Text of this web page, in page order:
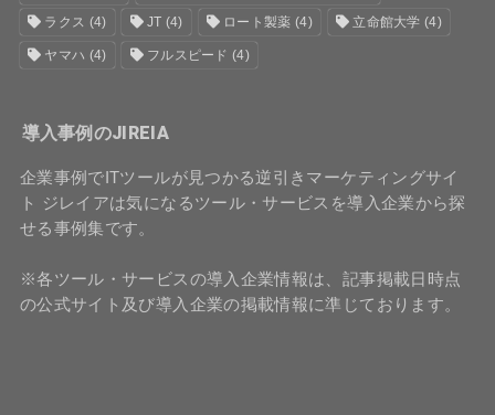
ラクス (4) JT (4) ロート製薬 (4) 立命館大学 (4)
ヤマハ (4) フルスピード (4)
導入事例のJIREIA
企業事例でITツールが見つかる逆引きマーケティングサイ
ト ジレイアは気になるツール・サービスを導入企業から探
せる事例集です。
※各ツール・サービスの導入企業情報は、記事掲載日時点
の公式サイト及び導入企業の掲載情報に準じております。